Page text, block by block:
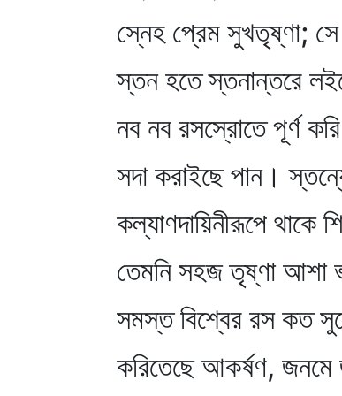
স্নেহ প্রেম সুখতৃষ্ণা; সে
স্তন হতে স্তনান্তরে
নব নব রসস্রোতে পূর্ণ
সদা করাইছে পান।
কল্যাণদায়িনীরূপে থাকে
তেমনি সহজ তৃষ্ণা আশা
সমস্ত বিশ্বের রস কত
করিতেছে আকর্ষণ, জনমে